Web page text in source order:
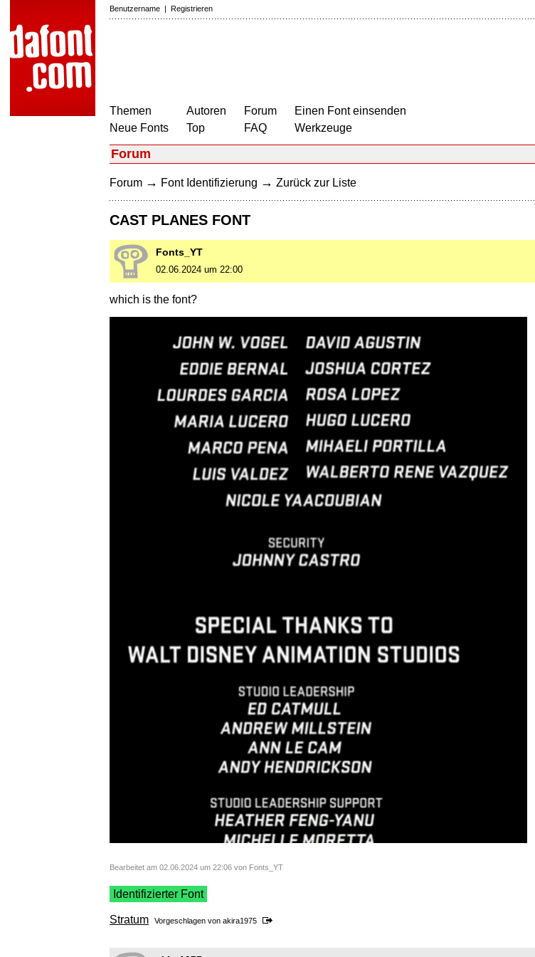
Benutzername | Registrieren
Themen
Neue Fonts
Autoren
Top
Forum
FAQ
Einen Font einsenden
Werkzeuge
Forum
Forum → Font Identifizierung → Zurück zur Liste
CAST PLANES FONT
Fonts_YT
02.06.2024 um 22:00
which is the font?
Bearbeitet am 02.06.2024 um 22:06 von Fonts_YT
Identifizierter Font
Stratum Vorgeschlagen von akira1975